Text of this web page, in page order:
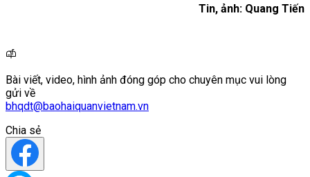
Tin, ảnh: Quang Tiến
Bài viết, video, hình ảnh đóng góp cho chuyên mục vui lòng
gửi về
bhqdt@baohaiquanvietnam.vn
Chia sẻ